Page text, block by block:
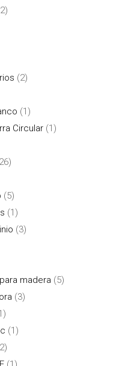
(2)
(1)
Circular (1)
(5)
(1)
(3)
madera (5)
(3)
(1)